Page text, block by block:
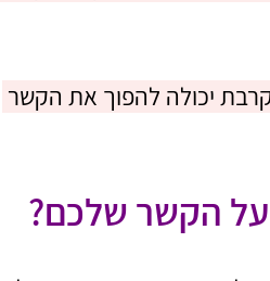
יכולה להפוך את הקשר
הקשר שלכם?